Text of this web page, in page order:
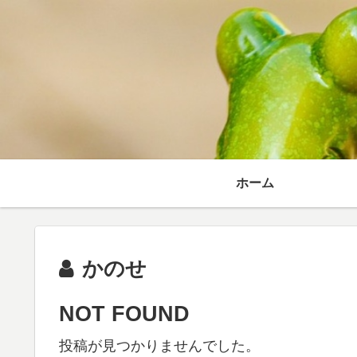
ホーム
かのせ
NOT FOUND
投稿が見つかりませんでした。